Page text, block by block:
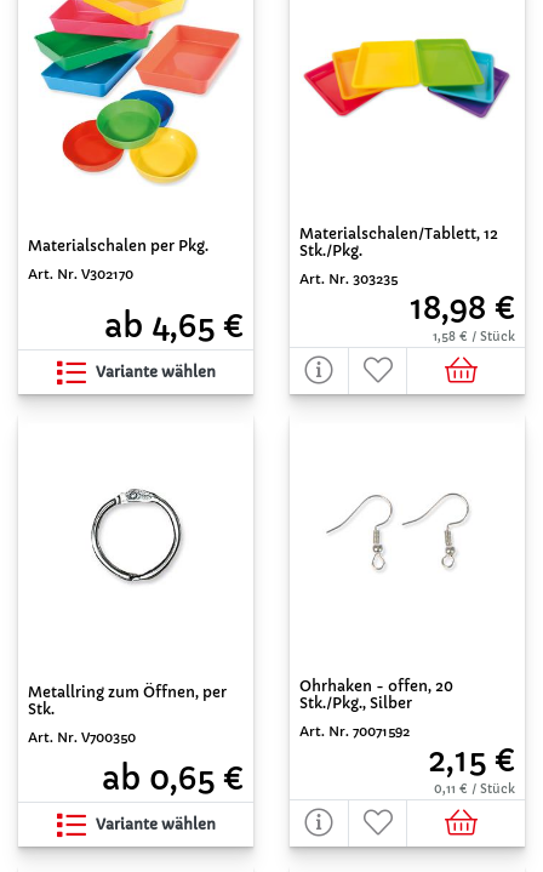
Materialschalen per Pkg.
Art. Nr. V302170
ab 4,65 €
Variante wählen
Materialschalen/Tablett, 12
Stk./Pkg.
Art. Nr. 303235
18,98 €
1,58 € / Stück
Metallring zum Öffnen, per
Stk.
Art. Nr. V700350
ab 0,65 €
Variante wählen
Ohrhaken - offen, 20
Stk./Pkg., Silber
Art. Nr. 70071592
2,15 €
0,11 € / Stück